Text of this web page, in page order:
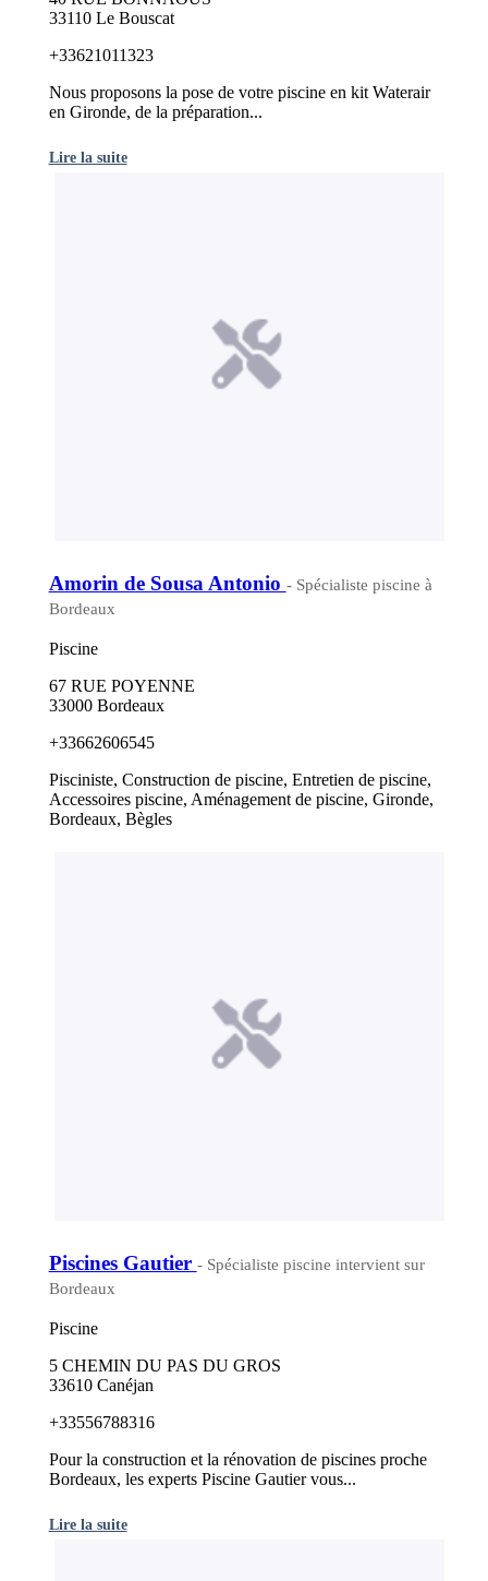
33110 Le Bouscat
+33621011323
Nous proposons la pose de votre piscine en kit Waterair
en Gironde, de la préparation...
Lire la suite
Amorin de Sousa Antonio - Spécialiste piscine à
Bordeaux
Piscine
67 RUE POYENNE
33000 Bordeaux
+33662606545
Pisciniste, Construction de piscine, Entretien de piscine,
Accessoires piscine, Aménagement de piscine, Gironde,
Bordeaux, Bègles
Piscines Gautier - Spécialiste piscine intervient sur
Bordeaux
Piscine
5 CHEMIN DU PAS DU GROS
33610 Canéjan
+33556788316
Pour la construction et la rénovation de piscines proche
Bordeaux, les experts Piscine Gautier vous...
Lire la suite